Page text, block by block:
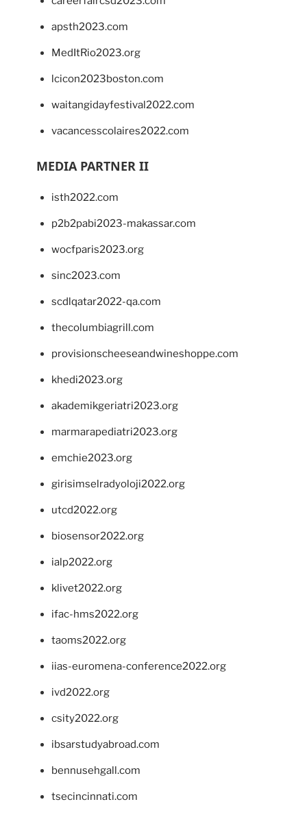
apsth2023.com
MedItRio2023.org
lcicon2023boston.com
waitangidayfestival2022.com
vacancesscolaires2022.com
MEDIA PARTNER II
isth2022.com
p2b2pabi2023-makassar.com
wocfparis2023.org
sinc2023.com
scdlqatar2022-qa.com
thecolumbiagrill.com
provisionscheeseandwineshoppe.com
khedi2023.org
akademikgeriatri2023.org
marmarapediatri2023.org
emchie2023.org
girisimselradyoloji2022.org
utcd2022.org
biosensor2022.org
ialp2022.org
klivet2022.org
ifac-hms2022.org
taoms2022.org
iias-euromena-conference2022.org
ivd2022.org
csity2022.org
ibsarstudyabroad.com
bennusehgall.com
tsecincinnati.com